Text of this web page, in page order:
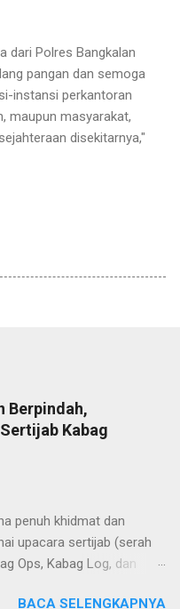
dari Polres Bangkalan
pangan dan semoga
instansi perkantoran
maupun masyarakat,
disekitarnya,"
Berpindah,
Kabag
penuh khidmat dan
upacara sertijab (serah
Ops, Kabag Log, dan
BACA SELENGKAPNYA